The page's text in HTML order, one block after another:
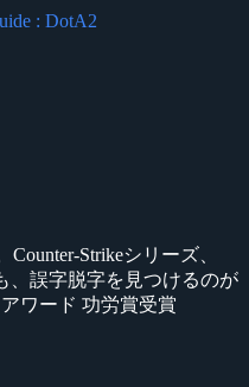
: DotA2
Strikeシリーズ、
、誤字脱字を見つけるのが
ワード 功労賞受賞